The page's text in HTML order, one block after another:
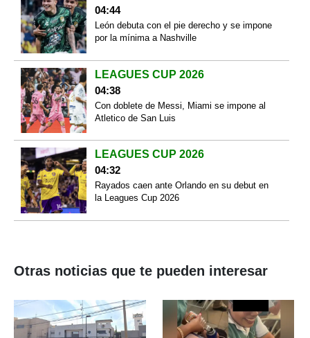
04:44
León debuta con el pie derecho y se impone
por la mínima a Nashville
LEAGUES CUP 2026
04:38
Con doblete de Messi, Miami se impone al
Atletico de San Luis
LEAGUES CUP 2026
04:32
Rayados caen ante Orlando en su debut en
la Leagues Cup 2026
Otras noticias que te pueden interesar